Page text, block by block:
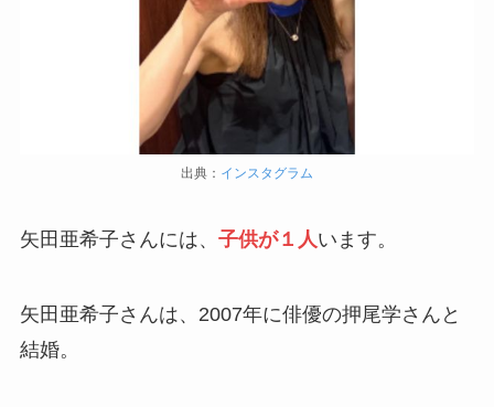
出典： インスタグラム
矢田亜希子さんには、 子供が１人います。
矢田亜希子さんは、2007年に俳優の押尾学さんと
結婚。